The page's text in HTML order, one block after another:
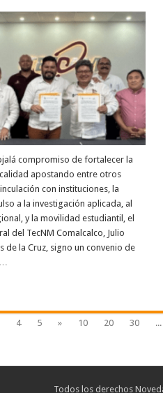
compromiso de fortalecer la
apostando entre otros
con instituciones, la
a la investigación aplicada, al
y la movilidad estudiantil, el
del TecNM Comalcalco, Julio
de la Cruz, signo un convenio de
4 5 » 10 20 30 ...
Todos los derechos